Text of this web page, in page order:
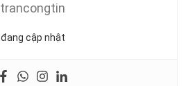
trancongtin
đang cập nhật